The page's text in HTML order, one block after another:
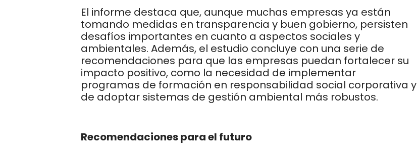
El informe destaca que, aunque muchas empresas ya están
tomando medidas en transparencia y buen gobierno, persisten
desafíos importantes en cuanto a aspectos sociales y
ambientales. Además, el estudio concluye con una serie de
recomendaciones para que las empresas puedan fortalecer su
impacto positivo, como la necesidad de implementar
programas de formación en responsabilidad social corporativa y
de adoptar sistemas de gestión ambiental más robustos.
Recomendaciones para el futuro